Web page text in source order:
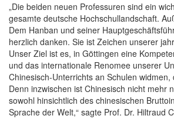
„Die beiden neuen Professuren sind ein
gesamte deutsche Hochschullandschaft.
Dem Hanban und seiner
herzlich danken. Sie ist Zeichen unserer
Unser Ziel ist es, in Göttingen eine
und das internationale Renomee unserer
Chinesisch-Unterrichts an Schulen
Denn inzwischen ist Chinesisch nicht mehr
sowohl hinsichtlich des chinesischen
Sprache der Welt,“ sagte Prof. Dr. Hiltraud